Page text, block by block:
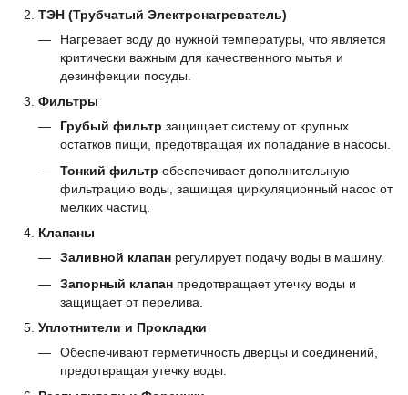
ТЭН (Трубчатый Электронагреватель)
Нагревает воду до нужной температуры, что является
критически важным для качественного мытья и
дезинфекции посуды.
Фильтры
Грубый фильтр защищает систему от крупных
остатков пищи, предотвращая их попадание в насосы.
Тонкий фильтр обеспечивает дополнительную
фильтрацию воды, защищая циркуляционный насос от
мелких частиц.
Клапаны
Заливной клапан регулирует подачу воды в машину.
Запорный клапан предотвращает утечку воды и
защищает от перелива.
Уплотнители и Прокладки
Обеспечивают герметичность дверцы и соединений,
предотвращая утечку воды.